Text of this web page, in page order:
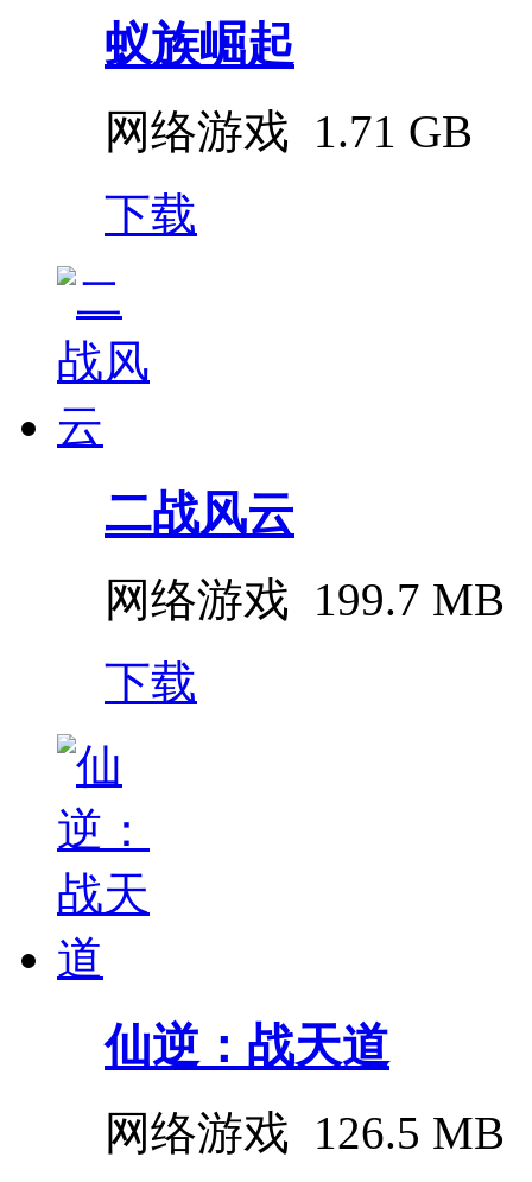
蚁族崛起
网络游戏 1.71 GB
下载
二战风云
网络游戏 199.7 MB
下载
仙逆：战天道
网络游戏 126.5 MB